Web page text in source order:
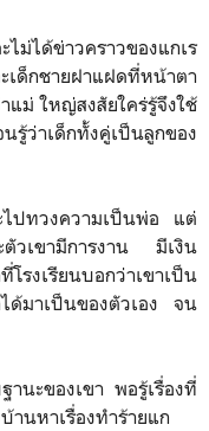
ได้ข่าวคราวของแกเร
ด็กชายฝาแฝดที่หน้าตา
แม่ ใหญ่สงสัยใคร่รู้จึงใช้
รู้ว่าเด็กทั้งคู่เป็นลูกของ
ไปทวงความเป็นพ่อ แต่
ตัวเขามีการงาน มีเงิน
รงเรียนบอกว่าเขาเป็น
ด้มาเป็นของตัวเอง จน
ะของเขา พอรู้เรื่องที่
นหาเรื่องทำร้ายแก